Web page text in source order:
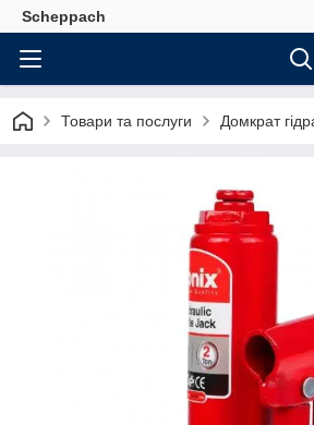
Scheppach
Товари та послуги Домкрат